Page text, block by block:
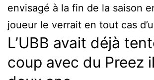
envisagé à la fin de la saison
joueur le verrait en tout cas
L’UBB avait déjà
coup avec du Preez